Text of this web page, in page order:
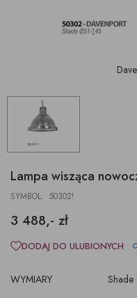
Lampa wisząca
SYMBOL: 50302!
3 488,- zł
WYMIARY
DODAJ DO ULUBIONYCH